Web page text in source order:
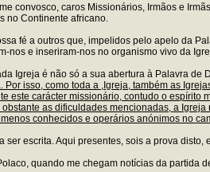
convosco, caros Missionários, Irmãos e
no Continente africano.
fé a outros que, impelidos pelo apelo da
nos e inseriram-nos no organismo vivo da
Igreja é não só a sua abertura à Palavra de
isso, como toda a ,Igreja, também as
este carácter missionário, contudo o
as dificuldades mencionadas, a
conhecidos e operários anónimos no
ser escrita. Aqui presentes, sois a prova disto,
quando me chegam notícias da